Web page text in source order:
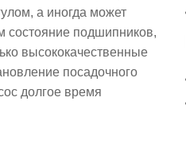
а иногда может
состояние подшипников,
высококачественные
посадочного
долгое время